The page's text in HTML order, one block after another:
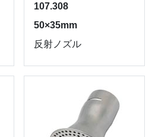
107.308
50×35mm
反射ノズル